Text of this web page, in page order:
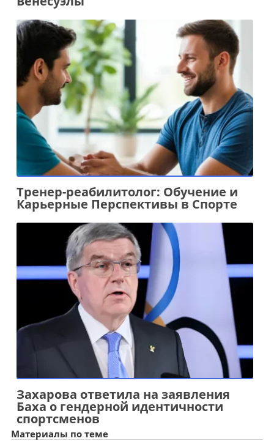
Тренер-реабилитолог: Обучение и
Карьерные Перспективы в Спорте
Захарова ответила на заявления
Баха о гендерной идентичности
спортсменов
Материалы по теме